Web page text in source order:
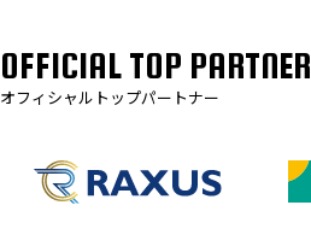
OFFICIAL TOP PARTNER
オフィシャルトップパートナー